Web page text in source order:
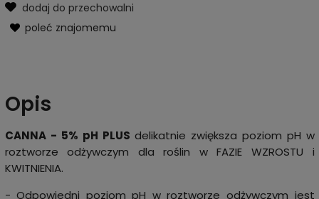
dodaj do przechowalni
poleć znajomemu
Opis
CANNA - 5% pH PLUS delikatnie zwiększa poziom pH w
roztworze odżywczym dla roślin w FAZIE WZROSTU i
KWITNIENIA.
- Odpowiedni poziom pH w roztworze odżywczym jest